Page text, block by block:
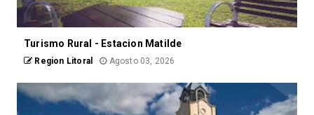
Turismo Rural - Estacion Matilde
Region Litoral Agosto 03, 2026